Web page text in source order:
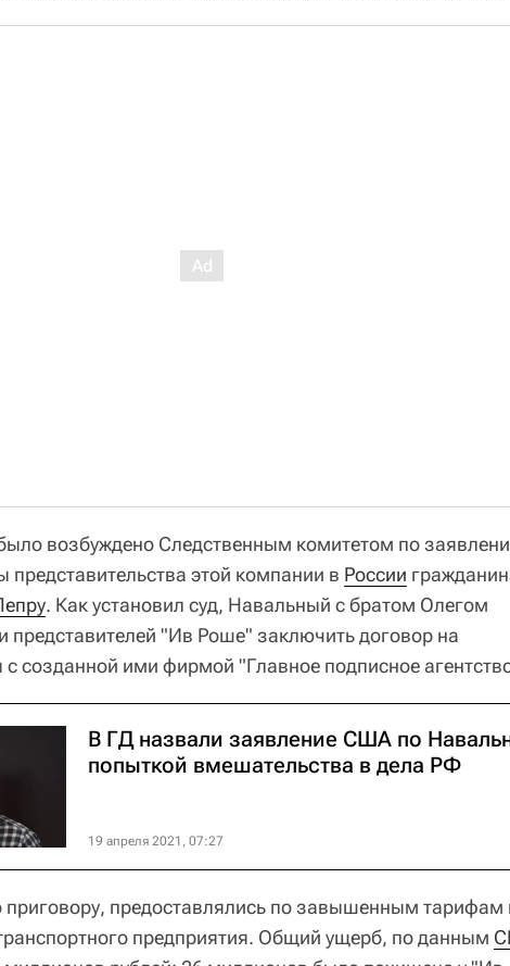
возбуждено Следственным комитетом по
представительства этой компании в России
. Как установил суд, Навальный с братом Олегом
представителей "Ив Роше" заключить договор на
с созданной ими фирмой "Главное подписное
В ГД назвали заявление США по
попыткой вмешательства в дела РФ
19 апреля 2021, 07:27
приговору, предоставлялись по завышенным тарифам
предприятия. Общий ущерб, по данным